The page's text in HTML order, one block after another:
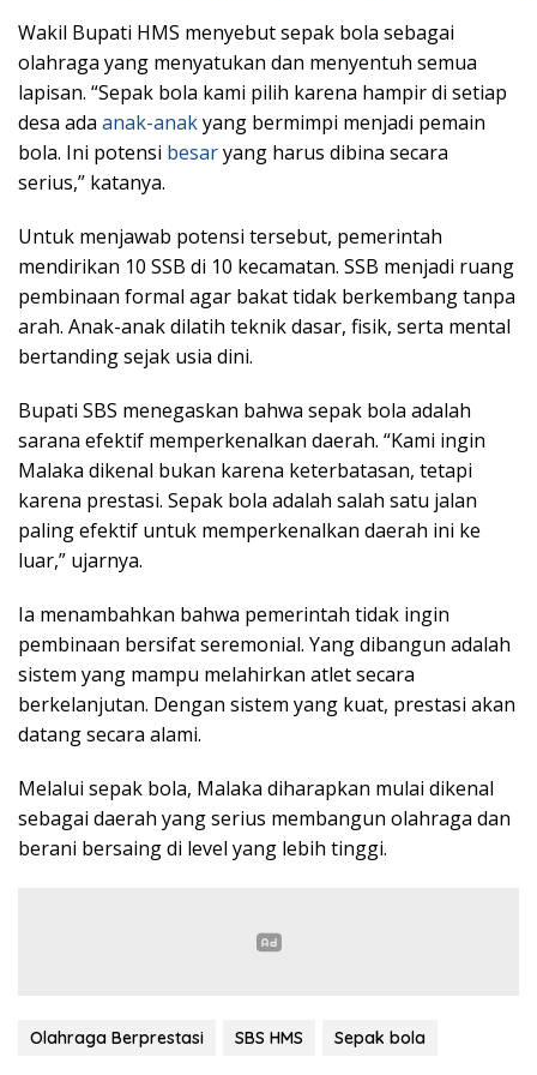
Wakil Bupati HMS menyebut sepak bola sebagai
olahraga yang menyatukan dan menyentuh semua
lapisan. “Sepak bola kami pilih karena hampir di setiap
desa ada anak-anakyang bermimpi menjadi pemain
bola. Ini potensi besaryang harus dibina secara
serius,” katanya.
Untuk menjawab potensi tersebut, pemerintah
mendirikan 10 SSB di 10 kecamatan. SSB menjadi ruang
pembinaan formal agar bakat tidak berkembang tanpa
arah. Anak-anak dilatih teknik dasar, fisik, serta mental
bertanding sejak usia dini.
Bupati SBS menegaskan bahwa sepak bola adalah
sarana efektif memperkenalkan daerah. “Kami ingin
Malaka dikenal bukan karena keterbatasan, tetapi
karena prestasi. Sepak bola adalah salah satu jalan
paling efektif untuk memperkenalkan daerah ini ke
luar,” ujarnya.
Ia menambahkan bahwa pemerintah tidak ingin
pembinaan bersifat seremonial. Yang dibangun adalah
sistem yang mampu melahirkan atlet secara
berkelanjutan. Dengan sistem yang kuat, prestasi akan
datang secara alami.
Melalui sepak bola, Malaka diharapkan mulai dikenal
sebagai daerah yang serius membangun olahraga dan
berani bersaing di level yang lebih tinggi.
Olahraga Berprestasi SBS HMS Sepak bola